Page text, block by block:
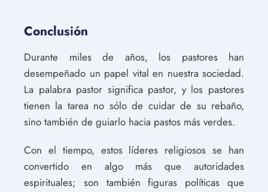
Conclusión
Durante miles de años, los pastores han
desempeñado un papel vital en nuestra sociedad.
La palabra pastor significa pastor, y los pastores
tienen la tarea no sólo de cuidar de su rebaño,
sino también de guiarlo hacia pastos más verdes.
Con el tiempo, estos líderes religiosos se han
convertido en algo más que autoridades
espirituales; son también figuras políticas que